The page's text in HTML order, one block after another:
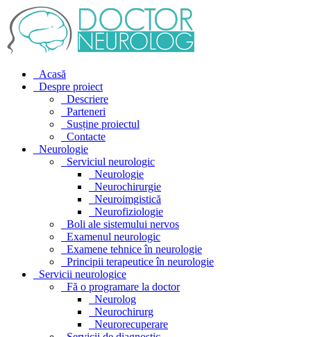
Acasă
Despre proiect
Descriere
Parteneri
Susține proiectul
Contacte
Neurologie
Serviciul neurologic
Neurologie
Neurochirurgie
Neuroimgistică
Neurofiziologie
Boli ale sistemului nervos
Examenul neurologic
Examene tehnice în neurologie
Principii terapeutice în neurologie
Servicii neurologice
Fă o programare la doctor
Neurolog
Neurochirurg
Neurorecuperare